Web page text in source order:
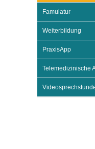
Famulatur
Weiterbildung
PraxisApp
Telemedizinische